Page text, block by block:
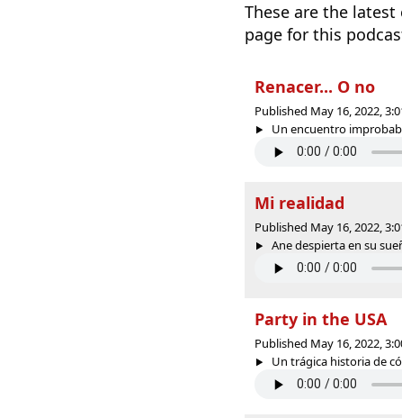
These are the latest
page for this
Renacer... O no
Published May 16, 2022,
Un encuentro
Mi realidad
Published May 16, 2022,
Ane despierta en su
Party in the USA
Published May 16, 2022,
Un trágica historia de